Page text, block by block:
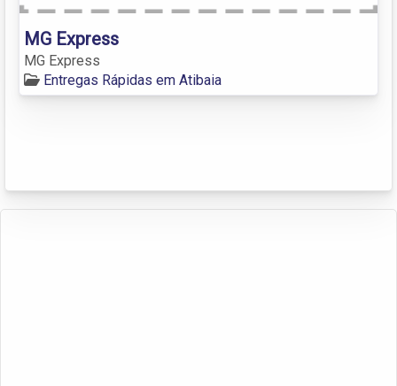
MG Express
MG Express
Entregas Rápidas em Atibaia